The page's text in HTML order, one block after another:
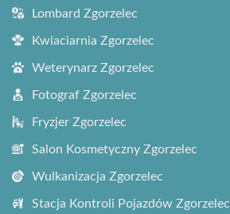
Lombard Zgorzelec
Kwiaciarnia Zgorzelec
Weterynarz Zgorzelec
Fotograf Zgorzelec
Fryzjer Zgorzelec
Salon Kosmetyczny Zgorzelec
Wulkanizacja Zgorzelec
Stacja Kontroli Pojazdów Zgorzelec